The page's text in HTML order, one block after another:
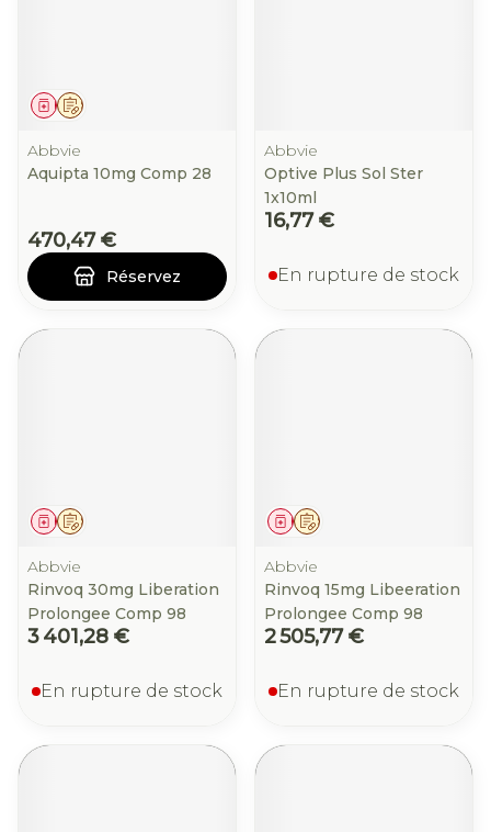
Sur prescription
Médicament
Abbvie
Aquipta 10mg Comp 28
470,47 €
Réservez
Abbvie
Optive Plus Sol Ster
1x10ml
16,77 €
En rupture de stock
Sur prescription
Médicament
Abbvie
Rinvoq 30mg Liberation
Prolongee Comp 98
3 401,28 €
En rupture de stock
Sur prescription
Médicament
Abbvie
Rinvoq 15mg Libeeration
Prolongee Comp 98
2 505,77 €
En rupture de stock